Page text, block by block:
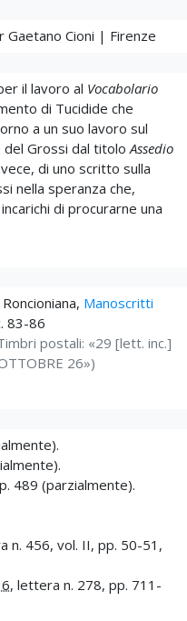
Gaetano Cioni | Firenze
il lavoro al Vocabolario
di Tucidide che
a un suo lavoro sul
del Grossi dal titoloAssedio
di uno scritto sulla
nella speranza che,
di procurarne una
Manoscritti
83-86
postali: «29 [lett. inc.]
26»)
489 (parzialmente).
n. 456, vol. II, pp. 50-51,
, lettera n. 278, pp. 711-